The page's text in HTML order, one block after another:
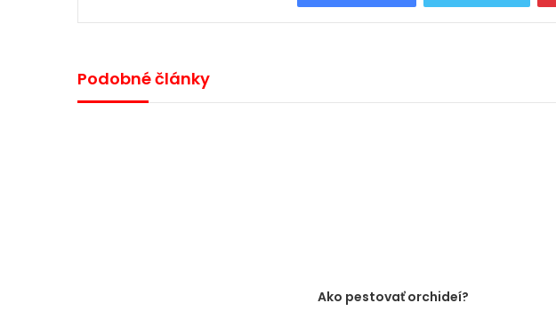
Podobné články
Ako pestovať orchideí?